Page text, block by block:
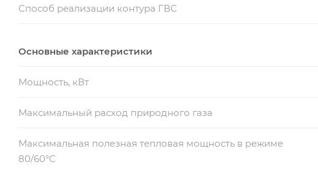
Способ реализации контура ГВС
Основные характеристики
Мощность, кВт
Максимальный расход природного газа
Максимальная полезная тепловая мощность в режиме
80/60°С